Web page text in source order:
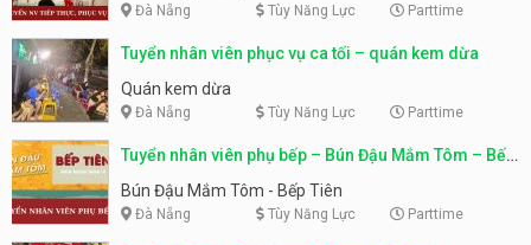
Đà Nẵng Tùy Năng Lực Parttime
Tuyển nhân viên phục vụ ca tối – quán kem dừa
Quán kem dừa
Đà Nẵng Tùy Năng Lực Parttime
Tuyển nhân viên phụ bếp – Bún Đậu Mắm Tôm – Bếp
Tiên
Bún Đậu Mắm Tôm - Bếp Tiên
Đà Nẵng Tùy Năng Lực Parttime